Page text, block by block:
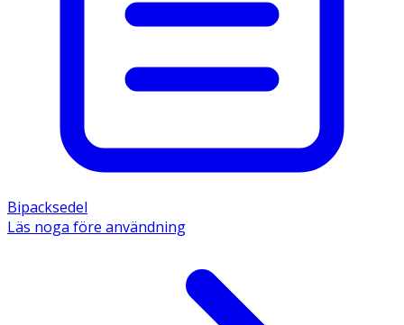
Bipacksedel
Läs noga före användning